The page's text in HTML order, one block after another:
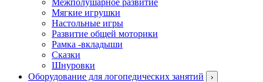
Мягкие игрушки
Настольные игры
Развитие общей моторики
Рамка -вкладыши
Сказки
Шнуровки
Оборудование для логопедических занятий
›